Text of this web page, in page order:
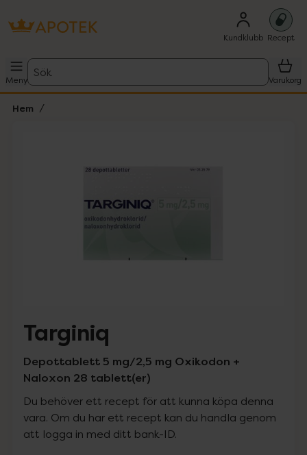
Kundklubb Recept
Meny
Sök
Varukorg
Hem
Targiniq
Depottablett 5 mg/2,5 mg Oxikodon +
Naloxon 28 tablett(er)
Du behöver ett recept för att kunna köpa denna
vara. Om du har ett recept kan du handla genom
att logga in med ditt bank-ID.